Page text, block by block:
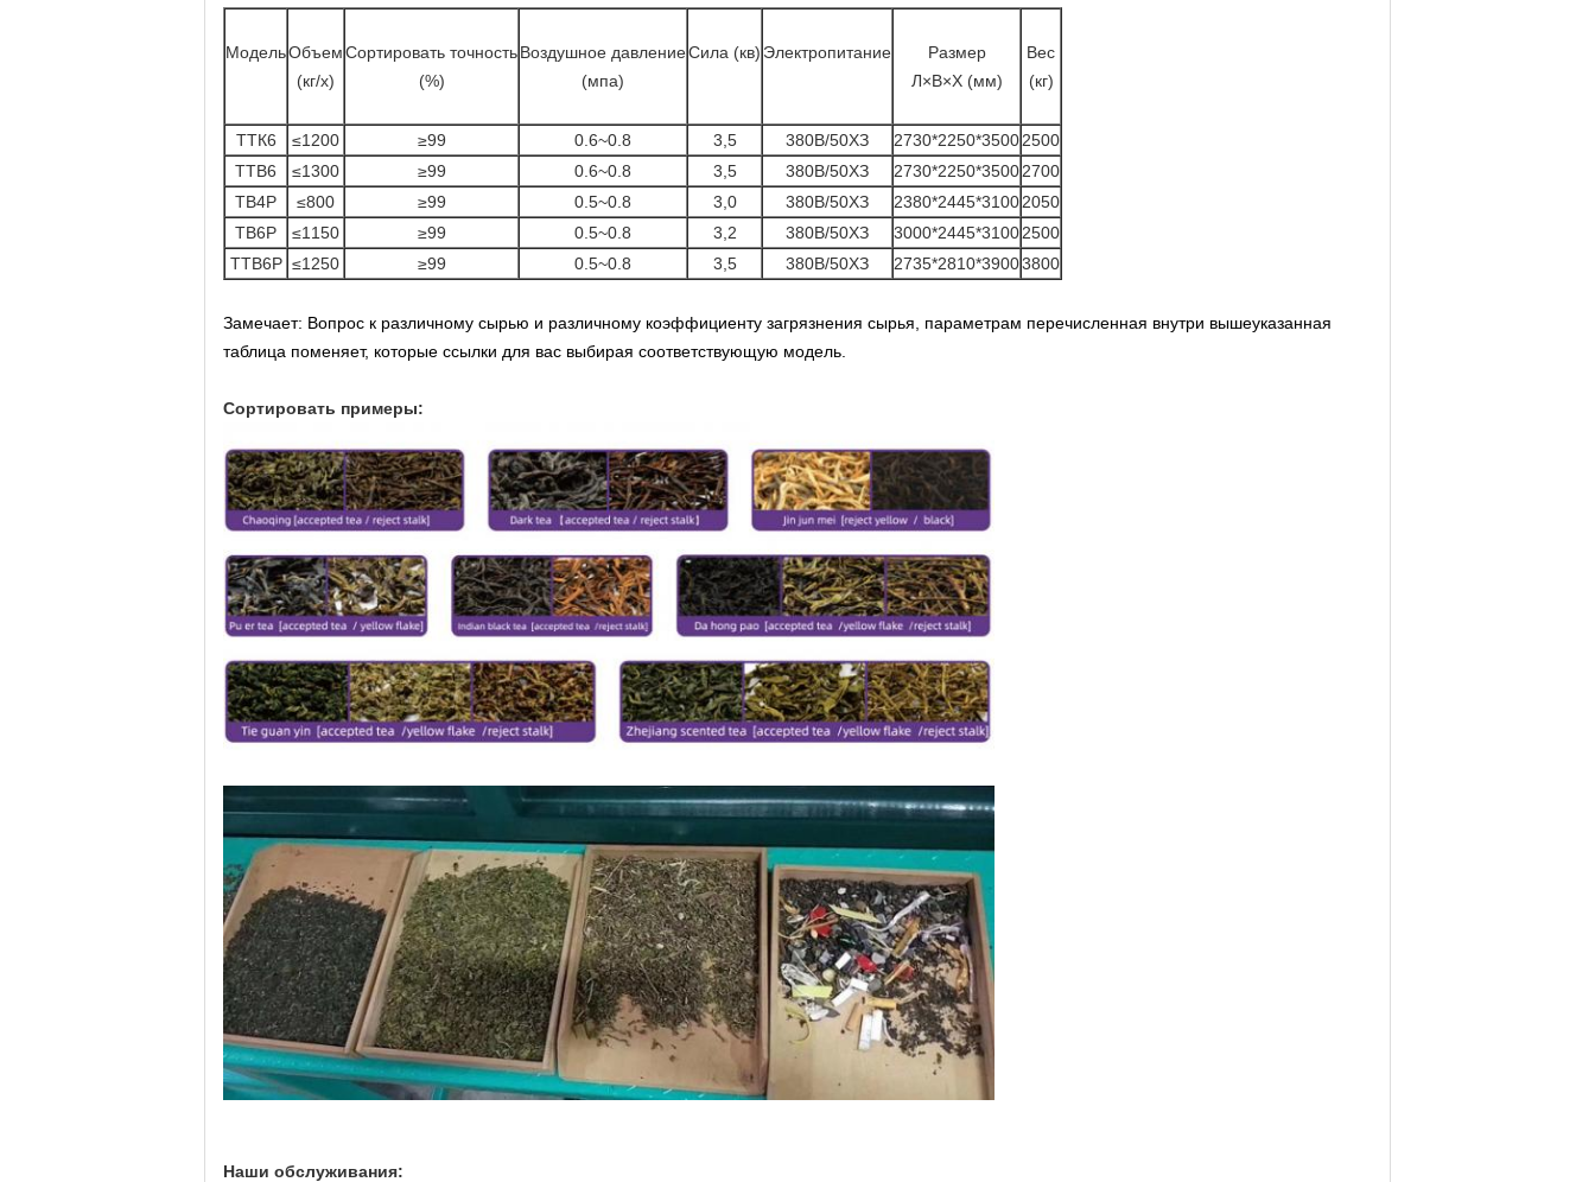
МодельОбъем
(кг/х)
Сортировать точность
(%)
Воздушное давление
(мпа)
Сила (кв) Электропитание
Размер
Л×В×Х (мм)
Вес
(кг)
ТТК6 ≤1200 ≥99 0.6~0.8 3,5 380В/50ХЗ 2730*2250*35002500
ТТВ6
≤1300 ≥99 0.6~0.8 3,5 380В/50ХЗ 2730*2250*35002700
ТВ4Р
≤800 ≥99 0.5~0.8 3,0 380В/50ХЗ 2380*2445*31002050
ТВ6Р
≤1150 ≥99 0.5~0.8 3,2 380В/50ХЗ 3000*2445*31002500
ТТВ6Р ≤1250 ≥99 0.5~0.8 3,5 380В/50ХЗ 2735*2810*39003800
Замечает: Вопрос к различному сырью и различному коэффициенту загрязнения сырья, параметрам перечисленная внутри вышеуказанная
таблица поменяет, которые ссылки для вас выбирая соответствующую модель.
Сортировать примеры:
Наши обслуживания: